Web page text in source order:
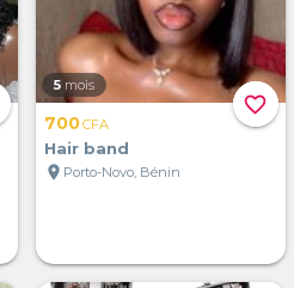
favorite_border
5 mois
700CFA
Hair band
location_on Porto-Novo, Bénin